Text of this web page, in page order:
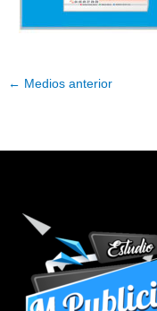
← Medios anterior